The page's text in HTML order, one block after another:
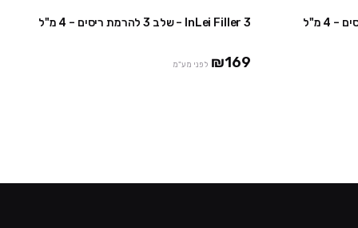
InLei Filler 3 – שלב 3 להרמת ריסים – 4 מ"ל
₪169 לפני מע"מ